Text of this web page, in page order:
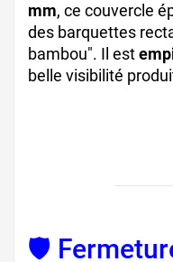
mm, ce couvercle
des barquettes
bambou". Il est
belle visibilité
🛡️